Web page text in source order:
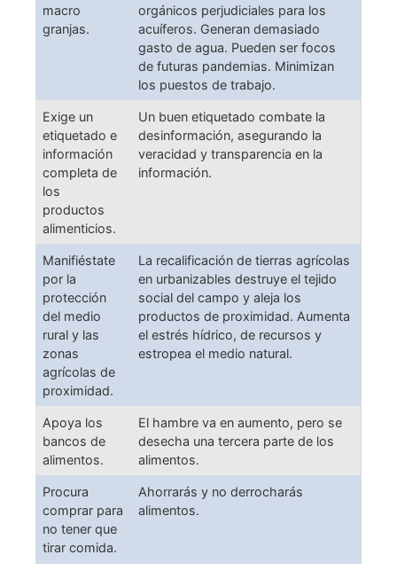
macro
granjas.
orgánicos perjudiciales para los
acuíferos. Generan demasiado
gasto de agua. Pueden ser focos
de futuras pandemias. Minimizan
los puestos de trabajo.
Exige un
etiquetado e
información
completa de
los
productos
alimenticios.
Un buen etiquetado combate la
desinformación, asegurando la
veracidad y transparencia en la
información.
Manifiéstate
por la
protección
del medio
rural y las
zonas
agrícolas de
proximidad.
La recalificación de tierras agrícolas
en urbanizables destruye el tejido
social del campo y aleja los
productos de proximidad. Aumenta
el estrés hídrico, de recursos y
estropea el medio natural.
Apoya los
bancos de
alimentos.
El hambre va en aumento, pero se
desecha una tercera parte de los
alimentos.
Procura
comprar para
no tener que
tirar comida.
Ahorrarás y no derrocharás
alimentos.